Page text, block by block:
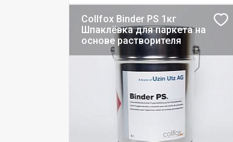
Collfox Binder PS 1кг
Шпаклёвка для паркета на
основе растворителя